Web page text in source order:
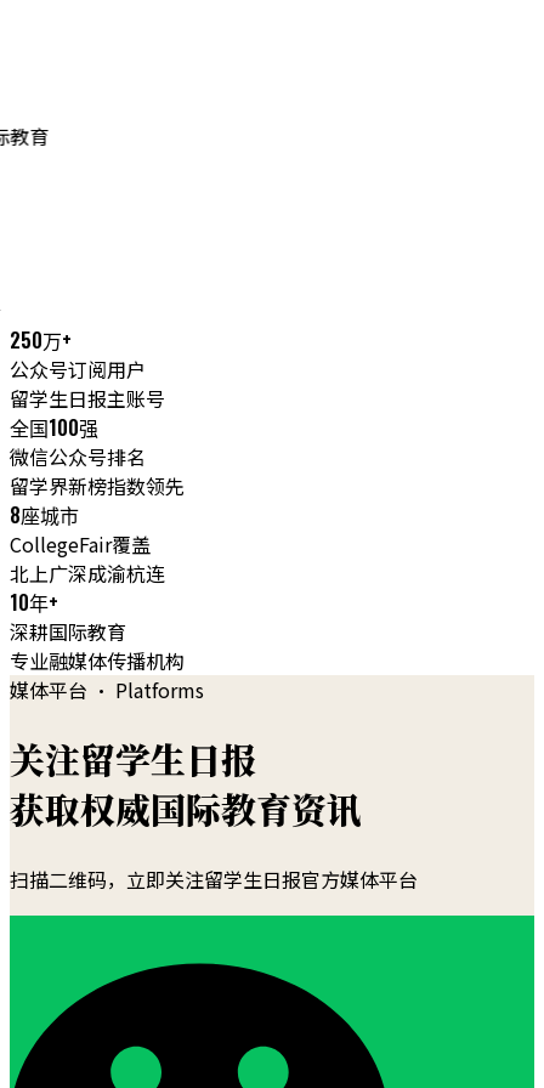
教育
250万+
公众号订阅用户
留学生日报主账号
全国100强
微信公众号排名
留学界新榜指数领先
8座城市
CollegeFair覆盖
北上广深成渝杭连
10年+
深耕国际教育
专业融媒体传播机构
媒体平台 · Platforms
关注留学生日报
获取权威国际教育资讯
扫描二维码，立即关注留学生日报官方媒体平台